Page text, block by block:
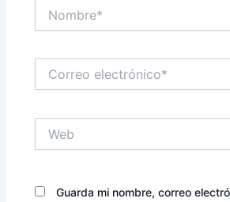
electrónico*
Guarda mi nombre, correo